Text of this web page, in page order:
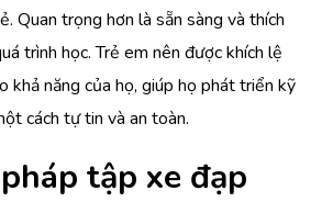
Quan trọng hơn là sẵn sàng và thích
trình học. Trẻ em nên được khích lệ
khả năng của họ, giúp họ phát triển kỹ
cách tự tin và an toàn.
tập xe đạp